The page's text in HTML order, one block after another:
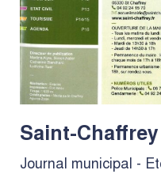
Saint-
Journal municipal -